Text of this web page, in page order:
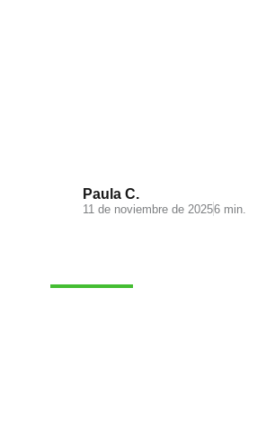
Paula C.
11 de noviembre de 20256 min.